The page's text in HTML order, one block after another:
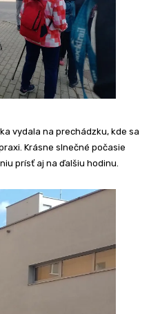
vydala na prechádzku, kde sa
Krásne slnečné počasie
prísť aj na ďalšiu hodinu.